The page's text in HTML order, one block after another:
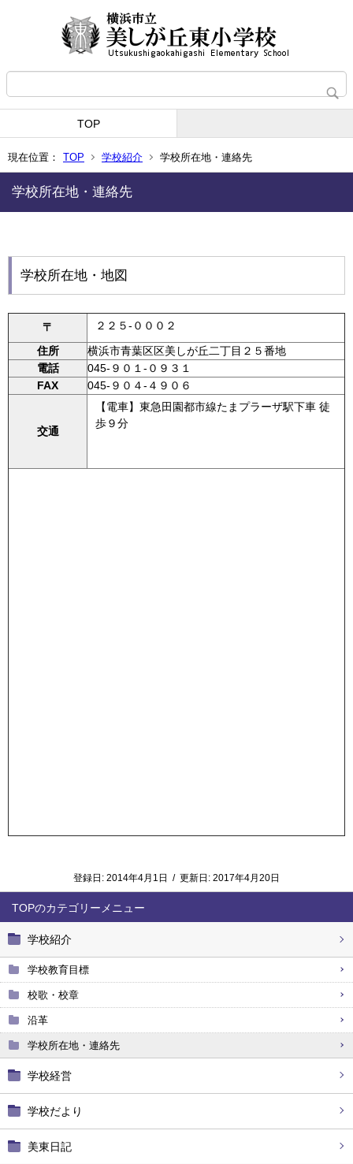
TOP
現在位置： TOP 学校紹介 学校所在地・連絡先
TOP
学校紹介
学校教育目標
校歌・校章
沿革
学校所在地・連絡先
学校経営
学校だより
美東日記
学校所在地・連絡先
学校所在地・地図
〒
２２５-０００２
住所
横浜市青葉区区美しが丘二丁目２５番地
電話
045-９０１-０９３１
FAX
045-９０４-４９０６
交通
【電車】東急田園都市線たまプラーザ駅下車 徒
歩９分
登録日: 2014年4月1日 / 更新日: 2017年4月20日